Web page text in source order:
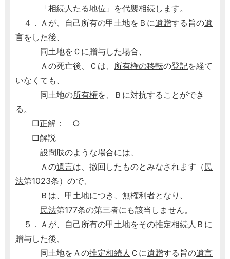
「相続人たる地位」を代襲相続します。
４．Ａが、自己所有の甲土地をＢに遺贈する旨の遺
言をした後、
同土地をＣに贈与した場合、
Ａの死亡後、Ｃは、 所有権の移転の登記を経て
いなくても、
同土地の所有権を、Ｂに対抗することができ
る。
□正解： ○
□解説
設問肢のような場合には、
Ａの遺言は、撤回したものとみなされます（民
法第1023条）ので、
Ｂは、甲土地につき、無権利者となり、
民法第177条の第三者にも該当しません。
５．Ａが、自己所有の甲土地をその推定相続人 Ｂに
贈与した後、
同土地をＡの推定相続人 Ｃに遺贈する旨の遺言